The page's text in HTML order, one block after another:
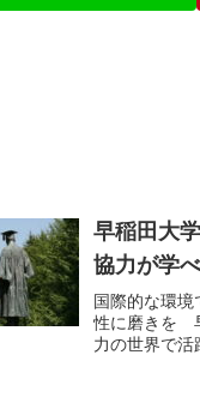
早稲田大
協力が学
国際的な環
性に磨きを
力の世界で活